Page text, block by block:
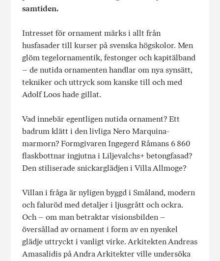
samtiden.
Intresset för ornament märks i allt från
husfasader till kurser på svenska högskolor. Men
glöm tegelornamentik, festonger och kapitälband
– de nutida ornamenten handlar om nya synsätt,
tekniker och uttryck som kanske till och med
Adolf Loos hade gillat.
Vad innebär egentligen nutida ornament? Ett
badrum klätt i den livliga Nero Marquina-
marmorn? Formgivaren Ingegerd Råmans 6 860
flaskbottnar ingjutna i Liljevalchs+ betongfasad?
Den stiliserade snickarglädjen i Villa Allmoge?
Villan i fråga är nyligen byggd i Småland, modern
och faluröd med detaljer i ljusgrått och ockra.
Och – om man betraktar visionsbilden –
översållad av ornament i form av en nyenkel
glädje uttryckt i vanligt virke. Arkitekten Andreas
Amasalidis på Andra Arkitekter ville undersöka